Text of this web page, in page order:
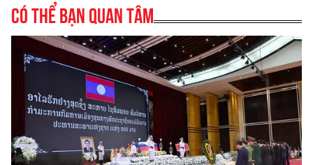
Có thể bạn quan tâm